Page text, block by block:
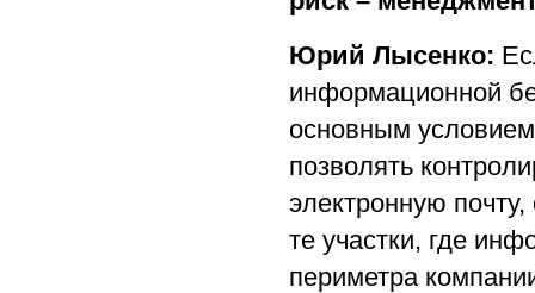
Юрий Лысенко:
информационной
основным
позволять
электронную
те участки, где
периметра